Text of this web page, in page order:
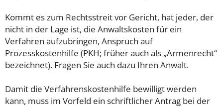
Kommt es zum Rechtsstreit vor Gericht, hat jeder, der
nicht in der Lage ist, die Anwaltskosten für ein
Verfahren aufzubringen, Anspruch auf
Prozesskostenhilfe (PKH; früher auch als „Armenrecht“
bezeichnet). Fragen Sie auch dazu Ihren Anwalt.
Damit die Verfahrenskostenhilfe bewilligt werden
kann, muss im Vorfeld ein schriftlicher Antrag bei der